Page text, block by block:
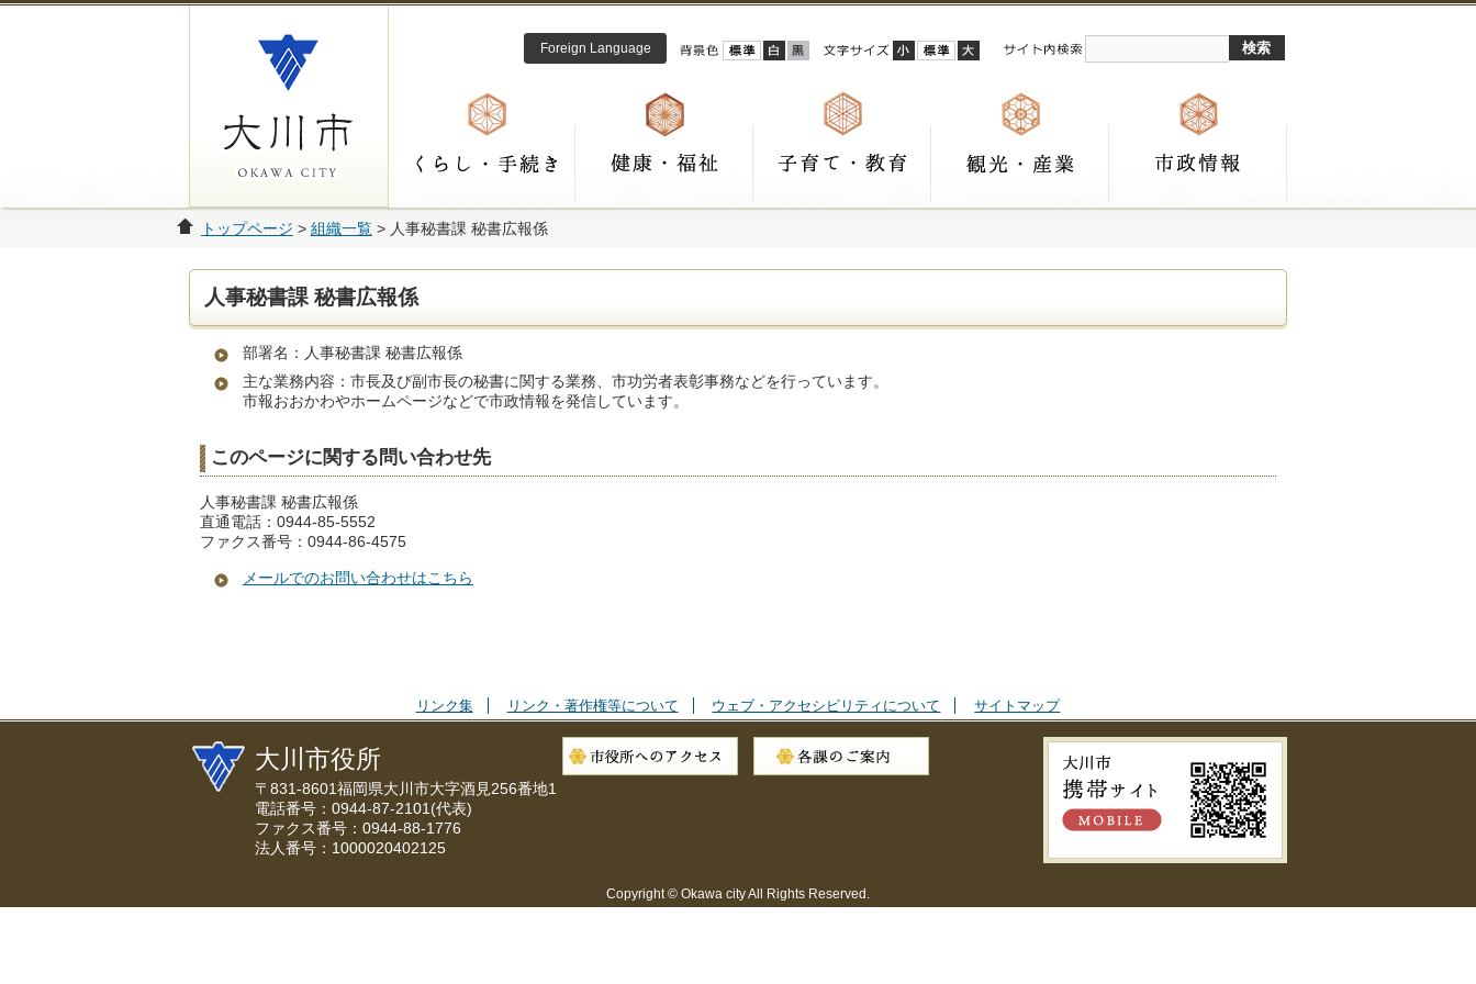
Foreign Language
トップページ > 組織一覧> 人事秘書課 秘書広報係
人事秘書課 秘書広報係
部署名：人事秘書課 秘書広報係
主な業務内容：市長及び副市長の秘書に関する業務、市功労者表彰事務などを行っています。
市報おおかわやホームページなどで市政情報を発信しています。
このページに関する問い合わせ先
人事秘書課 秘書広報係
直通電話：0944-85-5552
ファクス番号：0944-86-4575
メールでのお問い合わせはこちら
リンク集 リンク・著作権等について ウェブ・アクセシビリティについて サイトマップ
大川市役所
〒831-8601福岡県大川市大字酒見256番地1
電話番号：0944-87-2101(代表)
ファクス番号：0944-88-1776
法人番号：1000020402125
Copyright © Okawa city All Rights Reserved.